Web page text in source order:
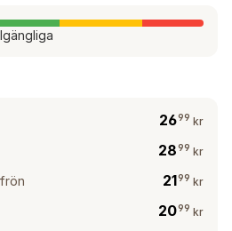
2699 kr
2899 kr
2199 kr
2099 kr